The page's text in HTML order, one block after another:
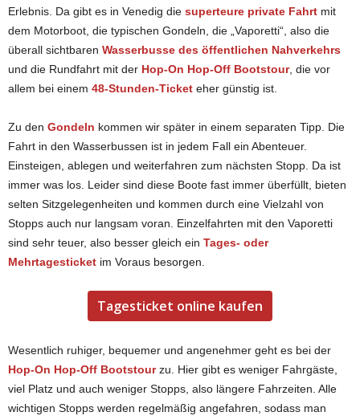
Erlebnis. Da gibt es in Venedig die superteure private Fahrt mit
dem Motorboot, die typischen Gondeln, die „Vaporetti“, also die
überall sichtbaren Wasserbusse des öffentlichen Nahverkehrs
und die Rundfahrt mit der Hop-On Hop-Off Bootstour, die vor
allem bei einem 48-Stunden-Ticket eher günstig ist.
Zu den Gondeln kommen wir später in einem separaten Tipp. Die
Fahrt in den Wasserbussen ist in jedem Fall ein Abenteuer.
Einsteigen, ablegen und weiterfahren zum nächsten Stopp. Da ist
immer was los. Leider sind diese Boote fast immer überfüllt, bieten
selten Sitzgelegenheiten und kommen durch eine Vielzahl von
Stopps auch nur langsam voran. Einzelfahrten mit den Vaporetti
sind sehr teuer, also besser gleich ein Tages- oder
Mehrtagesticket im Voraus besorgen.
Tagesticket online kaufen
Wesentlich ruhiger, bequemer und angenehmer geht es bei der
Hop-On Hop-Off Bootstourzu. Hier gibt es weniger Fahrgäste,
viel Platz und auch weniger Stopps, also längere Fahrzeiten. Alle
wichtigen Stopps werden regelmäßig angefahren, sodass man